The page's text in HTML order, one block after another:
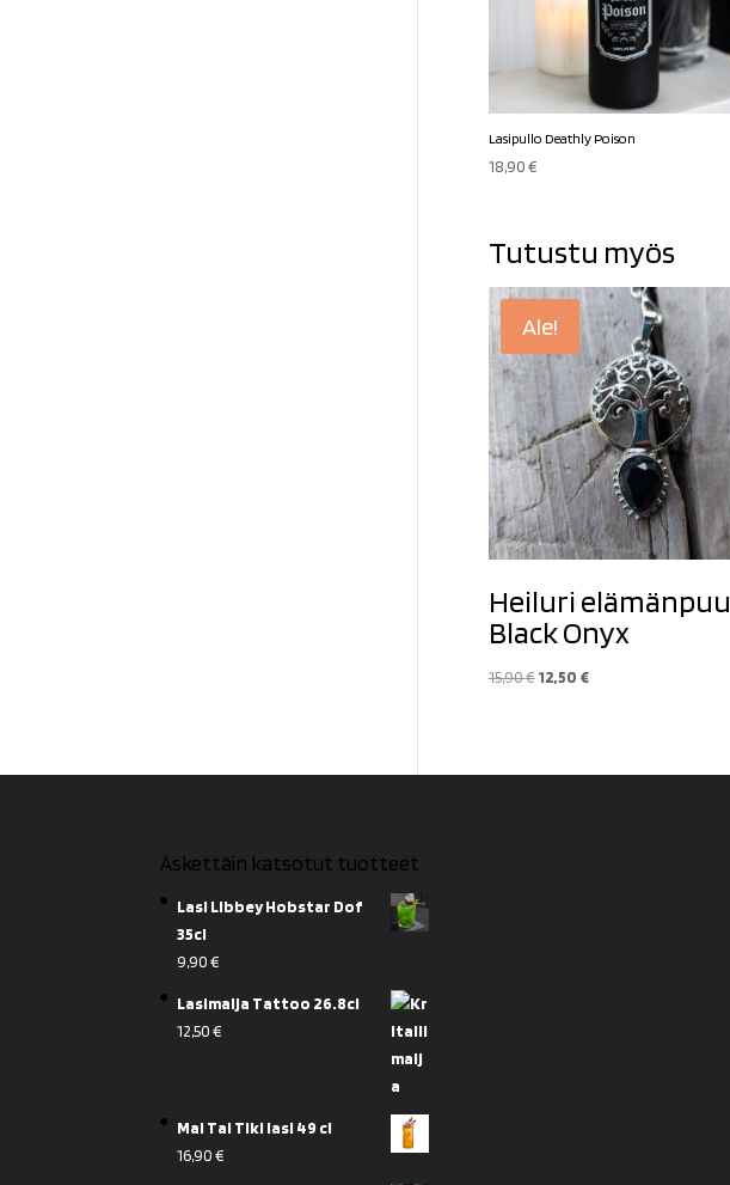
Lasipullo Deathly Poison
18,90€
Tutustu myös
Ale!
Heiluri elämänpuu
Black Onyx
15,90€ Alkuperäinen
12,50 €Nykyinen
Äskettäin katsotut tuotteet
Lasi Libbey Hobstar Dof
35cl
9,90€
Lasimalja Tattoo 26.8cl
12,50€
Mai Tai Tiki lasi 49 cl
16,90€